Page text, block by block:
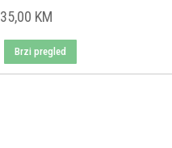
35,00 KM
Brzi pregled